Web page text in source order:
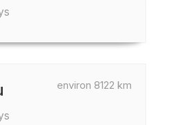
environ 8122 km